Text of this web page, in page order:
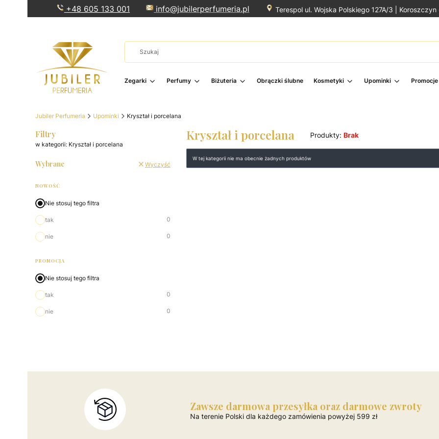
+48 605 133 001 info@jubilerperfumeria.pl Terespol ul. Wojska Polskiego 127A/3 |
Zegarki Perfumy Biżuteria Obrączki ślubne Kosmetyki Upominki Promocje
Jubiler Perfumeria Upominki Kryształ i porcelana
Filtry
w kategorii: Kryształ i porcelana
Wybrane Wyczyść
NOWOŚĆ
Nie stosuj tego filtra
tak 0
nie 0
PROMOCJA
Nie stosuj tego filtra
tak 0
nie 0
Kryształ i porcelana Produkty: Brak
Lista produktów
W tej kategorii nie ma obecnie żadnych produktów
Zawsze darmowa przesyłka oraz darmowe zwroty
Na terenie Polski dla każdego zamówienia powyżej 599 zł